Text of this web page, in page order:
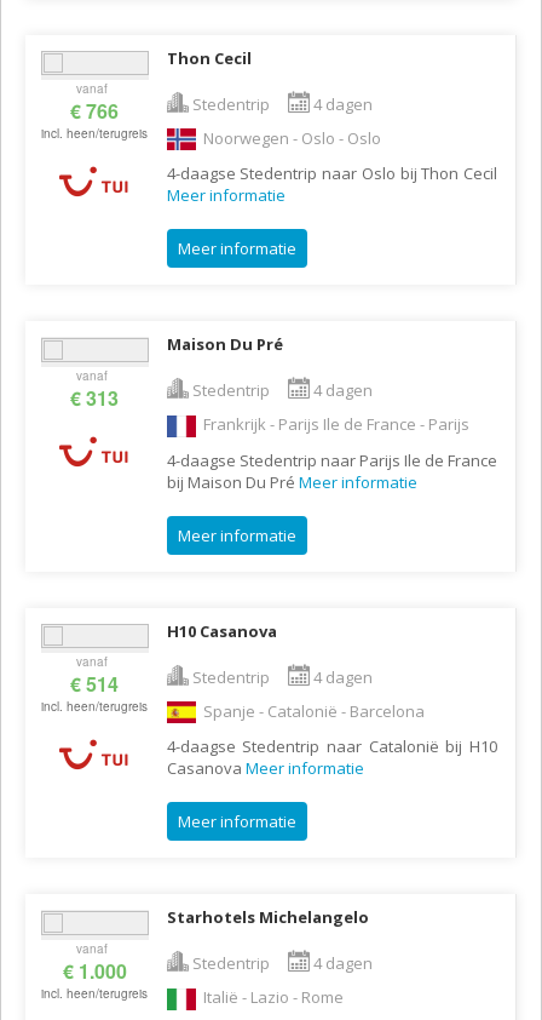
vanaf
€ 766
incl. heen/terugreis
Thon Cecil
Stedentrip
4 dagen
Noorwegen - Oslo - Oslo
4-daagse Stedentrip naar Oslo bij Thon Cecil
Meer informatie
Meer informatie
vanaf
€ 313
Maison Du Pré
Stedentrip
4 dagen
Frankrijk - Parijs Ile de France - Parijs
4-daagse Stedentrip naar Parijs Ile de France
bij Maison Du Pré Meer informatie
Meer informatie
vanaf
€ 514
incl. heen/terugreis
H10 Casanova
Stedentrip
4 dagen
Spanje - Catalonië - Barcelona
4-daagse Stedentrip naar Catalonië bij H10
Casanova Meer informatie
Meer informatie
vanaf
€ 1.000
incl. heen/terugreis
Starhotels Michelangelo
Stedentrip
4 dagen
Italië - Lazio - Rome